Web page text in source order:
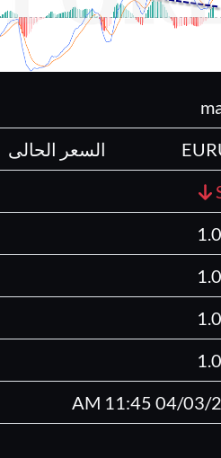
السعر الحالى
04/03/2025